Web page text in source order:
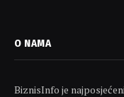
O NAMA
BiznisInfo je